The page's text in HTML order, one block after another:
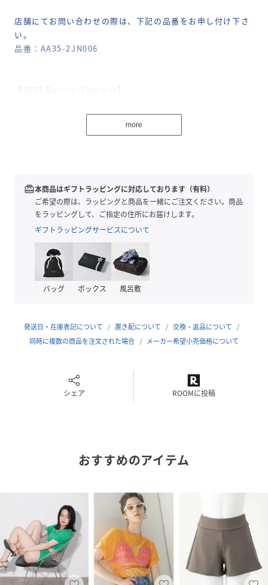
店舗にてお問い合わせの際は、下記の品番をお申し付け下さ
い。
品番：AA35-2JN006
【2023 Spring/Summer】
ファッション性に富んだ、シーンを問わず楽しめる洋服感覚
のスイムウェア。レジャーシーンはもちろん、インナーウェ
〇スッキリとしたデザインで挑戦しやすい一着に
〇リボンのアレンジ次第で、様々な着こなしを楽しめます。
styling
洋服感覚で気軽に羽織れるラッシュガードです。リボンの結
び方は様々でアレンジが可能です。さらっと羽織るだけでも
こなれた雰囲気のでる逸品です。
ります。また摩擦により他の物へと移染する事がありますの
で、ご注意ください。
より、実際の色味と異なって見える場合がございます。予め
ご了承ください。
庫状況の確認が可能です。
素材感
透け感 : ややあり(OFF WHITEのみ)
伸縮性 : あり
more
redeem本商品はギフトラッピングに対応しております（有料）
ご希望の際は、ラッピングと商品を一緒にご注文ください。商品
をラッピングして、ご指定の住所にお届けします。
ギフトラッピングサービスについて
バッグ ボックス 風呂敷
発送日・在庫表記について 置き配について
交換・返品について
同時に複数の商品を注文された場合
メーカー希望小売価格について
シェア ROOMに投稿
おすすめのアイテム